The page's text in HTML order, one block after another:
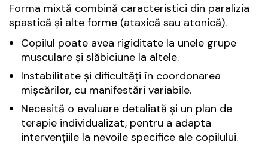
Forma mixtă combină caracteristici din paralizia
spastică și alte forme (ataxică sau atonică).
Copilul poate avea rigiditate la unele grupe
musculare și slăbiciune la altele.
Instabilitate și dificultăți în coordonarea
mișcărilor, cu manifestări variabile.
Necesită o evaluare detaliată și un plan de
terapie individualizat, pentru a adapta
intervențiile la nevoile specifice ale copilului.